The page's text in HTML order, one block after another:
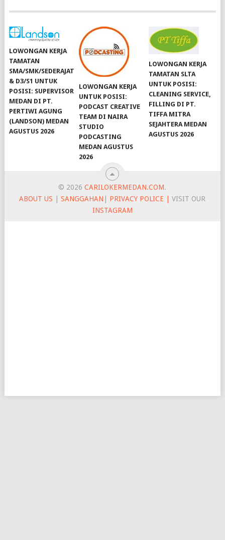
LOWONGAN KERJA
TAMATAN
SMA/SMK/SEDERAJAT
& D3/S1 UNTUK
POSISI: SUPERVISOR
MEDAN DI PT.
PERTIWI AGUNG
(LANDSON) MEDAN
AGUSTUS 2026
LOWONGAN KERJA
UNTUK POSISI:
PODCAST CREATIVE
TEAM DI NAIRA
STUDIO
PODCASTING
MEDAN AGUSTUS
2026
LOWONGAN KERJA
TAMATAN SLTA
UNTUK POSISI:
CLEANING SERVICE,
FILLING DI PT.
TIFFA MITRA
SEJAHTERA MEDAN
AGUSTUS 2026
© 2026CARILOKERMEDAN.COM.
ABOUT US |SANGGAHAN PRIVACY POLICE |
VISIT OUR
INSTAGRAM